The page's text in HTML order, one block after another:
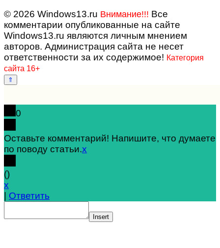
© 2026 Windows13.ru Внимание!!! Все
комментарии опубликованные на сайте
Windows13.ru являются личным мнением
авторов. Администрация сайта не несет
ответственности за их содержимое! Категория
сайта 16+
0
Оставьте комментарий! Напишите, что думаете
по поводу статьи.x
()
x
Ответить
Insert